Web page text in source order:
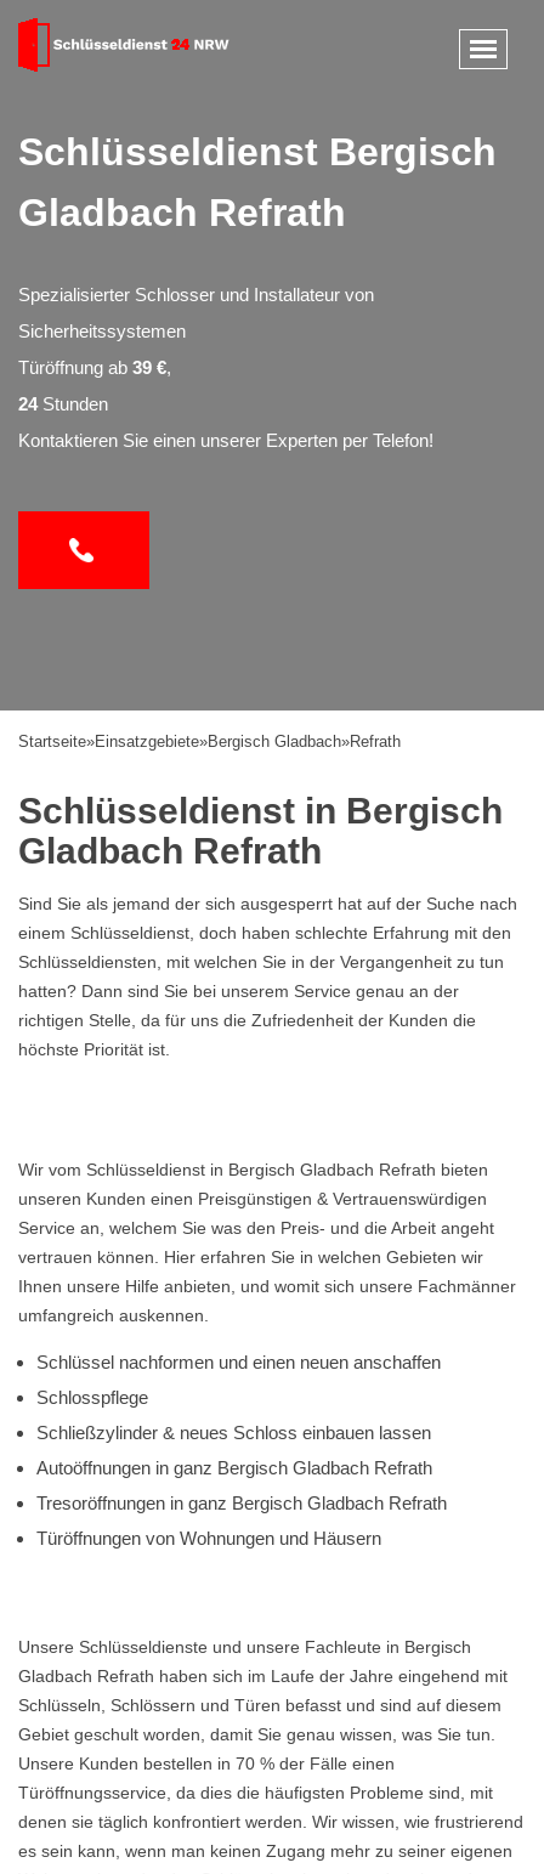
Schlüsseldienst Bergisch
Gladbach Refrath
Spezialisierter Schlosser und Installateur von
Sicherheitssystemen
Türöffnung ab 39 €,
24Stunden
Kontaktieren Sie einen unserer Experten per Telefon!
Startseite»Einsatzgebiete»Bergisch Gladbach»Refrath
Schlüsseldienst in Bergisch
Gladbach Refrath
Sind Sie als jemand der sich ausgesperrt hat auf der Suche nach
einem Schlüsseldienst, doch haben schlechte Erfahrung mit den
Schlüsseldiensten, mit welchen Sie in der Vergangenheit zu tun
hatten? Dann sind Sie bei unserem Service genau an der
richtigen Stelle, da für uns die Zufriedenheit der Kunden die
höchste Priorität ist.
Wir vom Schlüsseldienst in Bergisch Gladbach Refrath bieten
unseren Kunden einen Preisgünstigen & Vertrauenswürdigen
Service an, welchem Sie was den Preis- und die Arbeit angeht
vertrauen können. Hier erfahren Sie in welchen Gebieten wir
Ihnen unsere Hilfe anbieten, und womit sich unsere Fachmänner
umfangreich auskennen.
Schlüssel nachformen und einen neuen anschaffen
Schlosspflege
Schließzylinder & neues Schloss einbauen lassen
Autoöffnungen in ganz Bergisch Gladbach Refrath
Tresoröffnungen in ganz Bergisch Gladbach Refrath
Türöffnungen von Wohnungen und Häusern
Unsere Schlüsseldienste und unsere Fachleute in Bergisch
Gladbach Refrath haben sich im Laufe der Jahre eingehend mit
Schlüsseln, Schlössern und Türen befasst und sind auf diesem
Gebiet geschult worden, damit Sie genau wissen, was Sie tun.
Unsere Kunden bestellen in 70 % der Fälle einen
Türöffnungsservice, da dies die häufigsten Probleme sind, mit
denen sie täglich konfrontiert werden. Wir wissen, wie frustrierend
es sein kann, wenn man keinen Zugang mehr zu seiner eigenen